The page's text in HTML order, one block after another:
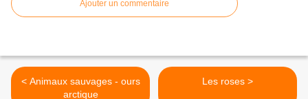
Ajouter un commentaire
< Animaux sauvages - ours
arctique
Les roses >